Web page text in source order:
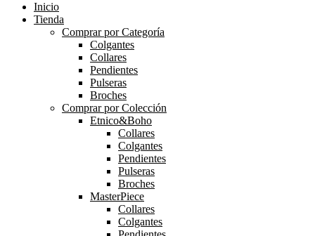
Inicio
Tienda
Comprar por Categoría
Colgantes
Collares
Pendientes
Pulseras
Broches
Comprar por Colección
Etnico&Boho
Collares
Colgantes
Pendientes
Pulseras
Broches
MasterPiece
Collares
Colgantes